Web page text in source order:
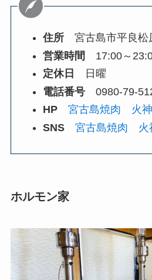
住所宮古島市平良松
営業時間 17:00～
定休日
日曜
電話番号0980-79-
HP
宮古島焼肉 火神
SNS
宮古島焼肉 火
ホルモン家